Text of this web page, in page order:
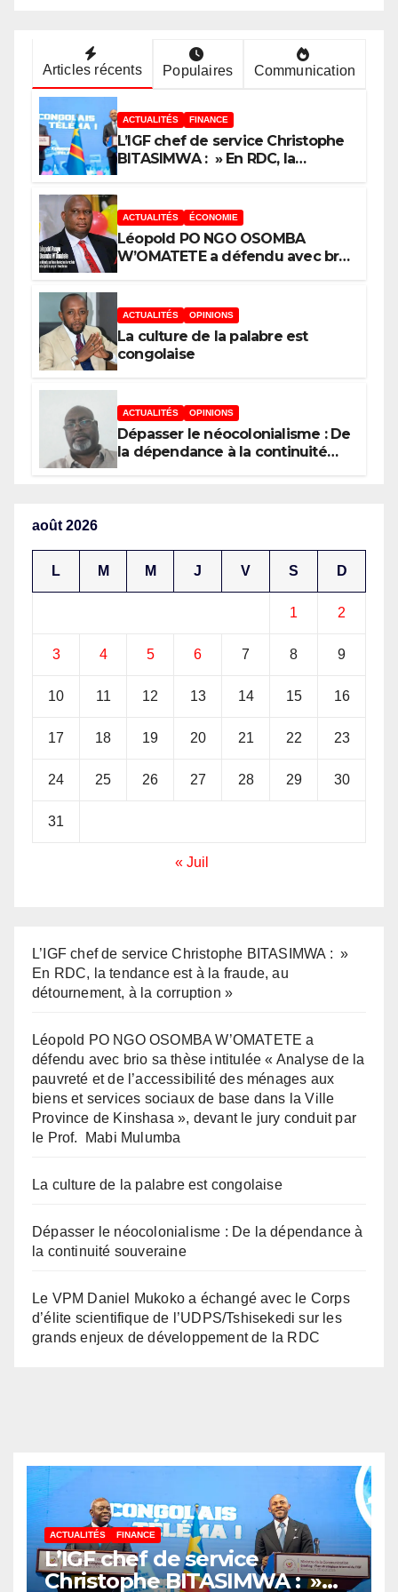
Articles récents Populaires Communication
ACTUALITÉS FINANCE
L’IGF chef de service Christophe
BITASIMWA : » En RDC, la
ACTUALITÉS ÉCONOMIE
Léopold PO NGO OSOMBA
W’OMATETE a défendu avec brio
ménages aux biens et services
sociaux de base dans la Ville
Province de Kinshasa », devant
le jury conduit par le Prof. Mabi
ACTUALITÉS OPINIONS
La culture de la palabre est
congolaise
ACTUALITÉS OPINIONS
Dépasser le néocolonialisme : De
la dépendance à la continuité
août 2026
L M M J V S D
1 2
3 4 5 6 7 8 9
10 11 12 13 14 15 16
17 18 19 20 21 22 23
24 25 26 27 28 29 30
31
« Juil
L’IGF chef de service Christophe BITASIMWA : »
En RDC, la tendance est à la fraude, au
détournement, à la corruption »
Léopold PO NGO OSOMBA W’OMATETE a
défendu avec brio sa thèse intitulée « Analyse de la
pauvreté et de l’accessibilité des ménages aux
biens et services sociaux de base dans la Ville
Province de Kinshasa », devant le jury conduit par
le Prof. Mabi Mulumba
La culture de la palabre est congolaise
Dépasser le néocolonialisme : De la dépendance à
la continuité souveraine
Le VPM Daniel Mukoko a échangé avec le Corps
d’élite scientifique de l’UDPS/Tshisekedi sur les
grands enjeux de développement de la RDC
ACTUALITÉS FINANCE
L’IGF chef de service
Christophe BITASIMWA : »